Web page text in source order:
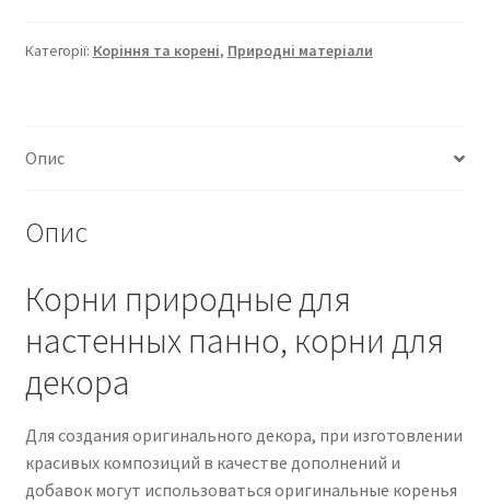
Категорії: Коріння та корені, Природні матеріали
Опис
Опис
Корни природные для
настенных панно, корни для
декора
Для создания оригинального декора, при изготовлении
красивых композиций в качестве дополнений и
добавок могут использоваться оригинальные коренья